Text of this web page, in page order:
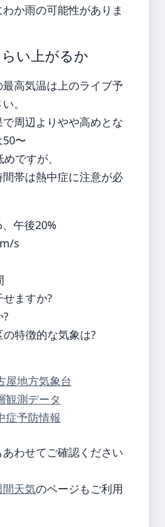
か雨の可能性がありま
い上がるか
高気温は上のライブ予
。
周辺よりやや高めとな
〜
ですが、
帯は熱中症に注意が必
午後20%
s
ますか?
?
特徴的な気象は?
屋地方気象台
観測データ
症予防情報
わせてご確認ください
間天気のページもご利用